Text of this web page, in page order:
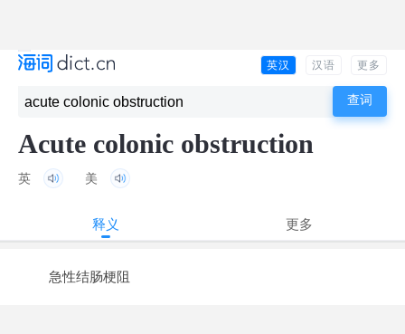
英汉 汉语 更多
Acute colonic obstruction
英 美
释义 更多
急性结肠梗阻